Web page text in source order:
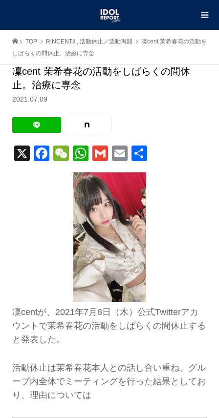
TOP RiNCENT♯ , 活動休止／活動再開
凜cent 茉希春花の活動を
しばらくの間休止。治療に専念
凜cent 茉希春花の活動をしばらくの間休
止。治療に専念
2021.07.09
X Facebook
WeChat
WhatsApp
GmailEmail
凜centが、2021年7月8日（木）公式Twitterアカ
ウントで茉希春花の活動をしばらくの間休止する
と発表した。
活動休止は茉希春花本人との話し合い重ね、グル
ープ内全体でミーティングを行った結果としてお
り、理由については